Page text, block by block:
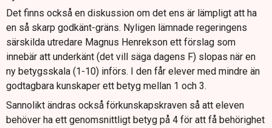
Det finns också en diskussion om det ens är lämpligt att ha
en så skarp godkänt-gräns. Nyligen lämnade regeringens
särskilda utredare Magnus Henrekson ett förslag som
innebär att underkänt (det vill säga dagens F) slopas när en
ny betygsskala (1-10) införs. I den får elever med mindre än
godtagbara kunskaper ett betyg mellan 1 och 3.
Sannolikt ändras också förkunskapskraven så att eleven
behöver ha ett genomsnittligt betyg på 4 för att få behörighet